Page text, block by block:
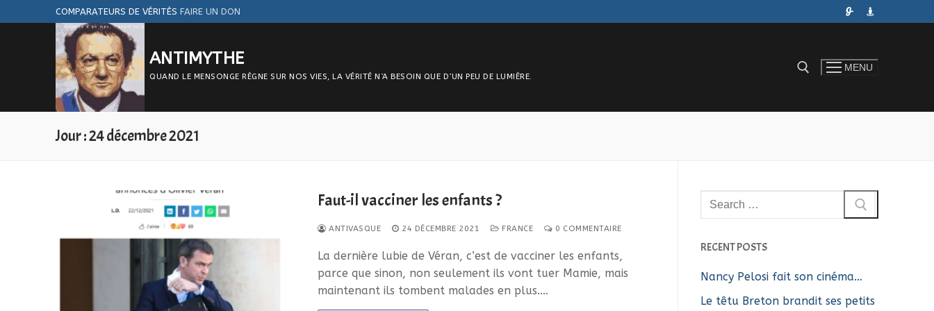
au
COMPARATEURS DE VÉRITÉS FAIRE UN DON
ANTIMYTHE
QUAND LE MENSONGE RÈGNE SUR NOS VIES, LA VÉRITÉ N’A BESOIN QUE D’UN PEU DE LUMIÈRE.
MENU
Jour :24 décembre 2021
Faut-il vacciner les enfants ?
ANTIVASQUE 24 DÉCEMBRE 2021 FRANCE 0 COMMENTAIRE
La dernière lubie de Véran, c’est de vacciner les enfants,
parce que sinon, non seulement ils vont tuer Mamie, mais
maintenant ils tombent malades en plus.…
Rechercher
:
RECENT POSTS
Nancy Pelosi fait son cinéma…
Le têtu Breton brandit ses petits